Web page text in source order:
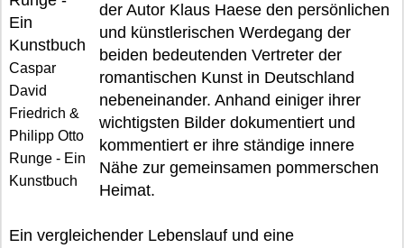
Caspar
David
Friedrich &
Philipp Otto
Runge - Ein
Kunstbuch
der Autor Klaus Haese den persönlichen
und künstlerischen Werdegang der
beiden bedeutenden Vertreter der
romantischen Kunst in Deutschland
nebeneinander. Anhand einiger ihrer
wichtigsten Bilder dokumentiert und
kommentiert er ihre ständige innere
Nähe zur gemeinsamen pommerschen
Heimat.
Ein vergleichender Lebenslauf und eine